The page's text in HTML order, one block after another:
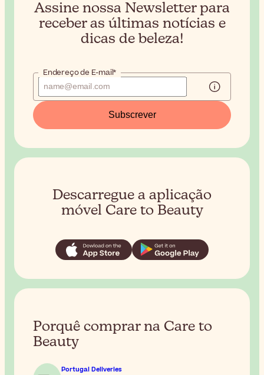
Assine nossa Newsletter para
receber as últimas notícias e
dicas de beleza!
Endereço de E-mail*
Subscrever
Descarregue a aplicação
móvel Care to Beauty
Porquê comprar na Care to
Beauty
Portugal Deliveries